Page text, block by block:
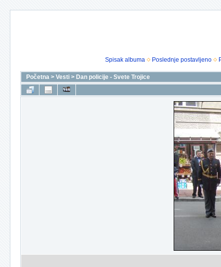
Spisak albuma Poslednje postavljeno
Početna > Vesti > Dan policije - Svete Trojice